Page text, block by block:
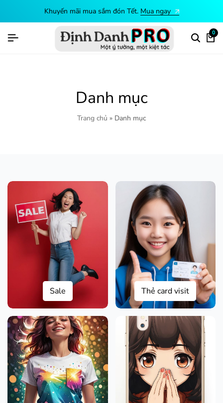
Khuyến mãi mua sắm đón Tết. Mua ngay
0
Danh mục
Trang chủ » Danh mục
Sale Thẻ card visit